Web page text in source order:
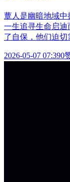
蕈人是幽暗地域
一生追寻生命启
了自保，他们迫切
2026-05-07 07:390